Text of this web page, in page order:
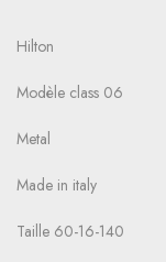
Hilton
Modèle class 06
Metal
Made in italy
Taille 60-16-140